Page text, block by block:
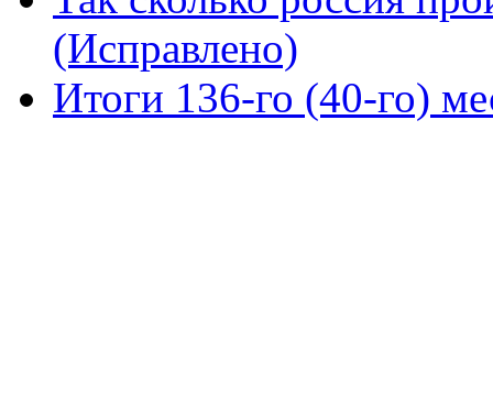
(Исправлено)
Итоги 136-го (40-го)